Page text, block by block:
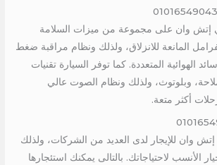
إتش وان على مجموعة من ميزات السلامة
المانعة للانزلاق، ولذلك ونظام مراقبة ضغط
الهوائية المتعددة. كما توفر السيارة تقنيات
وبلوتوث، ولذلك ونظام الصوت عالي
أكثر متعة.
إتش وان للإيجار لدى العديد من الشركات، ولذلك
الأنسب لاحتياجاتك. بالتالى يمكنك استئجارها